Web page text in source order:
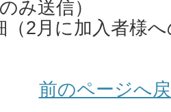
み送信）
2月に加入者様
前のページへ